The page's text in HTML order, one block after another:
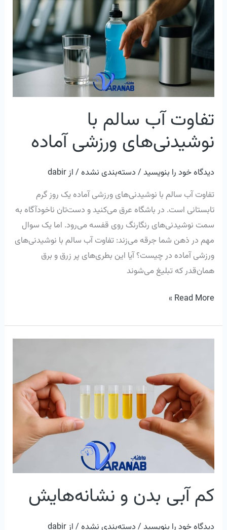
تفاوت آب سالم با
نوشیدنی‌های ورزشی آماده
دیدگاه‌ خود را بنویسید/دسته‌بندی نشده/ ازdabir
تفاوت آب سالم با نوشیدنی‌های ورزشی آماده یک روز گرم
تابستانی است. در باشگاه عرق می‌کنید و دست‌تان ناخودآگاه به
سمت نوشیدنی‌های رنگارنگ روی قفسه می‌رود. اما یک سوال
مهم در ذهن شما جرقه می‌زند: تفاوت آب سالم با نوشیدنی‌های
ورزشی آماده در چیست؟ آیا این بطری‌های پر زرق و برق
همان‌قدر که تبلیغ می‌شوند
نوشیدنی‌های
ورزشی
آماده
Read More »
کم آبی بدن و نشانه‌هایش
دیدگاه‌ خود را بنویسید/دسته‌بندی نشده/ از dabir
و
نشانه‌هایش